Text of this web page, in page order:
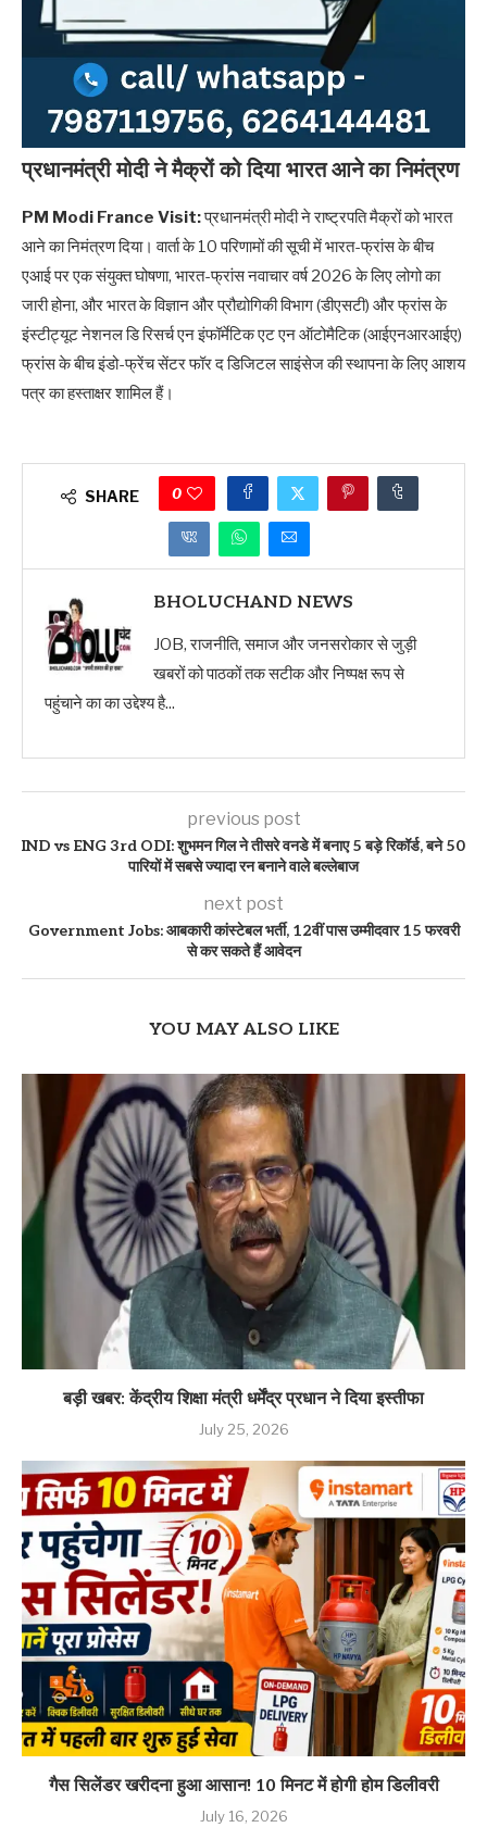
प्रधानमंत्री मोदी ने मैक्रों को दिया भारत आने का निमंत्रण
PM Modi France Visit:प्रधानमंत्री मोदी ने राष्ट्रपति मैक्रों को भारत
आने का निमंत्रण दिया। वार्ता के 10 परिणामों की सूची में भारत-फ्रांस के बीच
एआई पर एक संयुक्त घोषणा, भारत-फ्रांस नवाचार वर्ष 2026 के लिए लोगो का
जारी होना, और भारत के विज्ञान और प्रौद्योगिकी विभाग (डीएसटी) और फ्रांस के
इंस्टीट्यूट नेशनल डि रिसर्च एन इंफॉर्मेटिक एट एन ऑटोमैटिक (आईएनआरआईए)
फ्रांस के बीच इंडो-फ्रेंच सेंटर फॉर द डिजिटल साइंसेज की स्थापना के लिए आशय
पत्र का हस्ताक्षर शामिल हैं।
SHARE 0
BHOLUCHAND NEWS
JOB, राजनीति, समाज और जनसरोकार से जुड़ी
खबरों को पाठकों तक सटीक और निष्पक्ष रूप से
पहुंचाने का का उद्देश्य है...
previous post
IND vs ENG 3rd ODI: शुभमन गिल ने तीसरे वनडे में बनाए 5 बड़े रिकॉर्ड, बने 50
पारियों में सबसे ज्यादा रन बनाने वाले बल्लेबाज
next post
Government Jobs: आबकारी कांस्टेबल भर्ती, 12वीं पास उम्मीदवार 15 फरवरी
से कर सकते हैं आवेदन
YOU MAY ALSO LIKE
बड़ी खबर: केंद्रीय शिक्षा मंत्री धर्मेंद्र प्रधान ने दिया इस्तीफा
July 25, 2026
गैस सिलेंडर खरीदना हुआ आसान! 10 मिनट में होगी होम डिलीवरी
July 16, 2026